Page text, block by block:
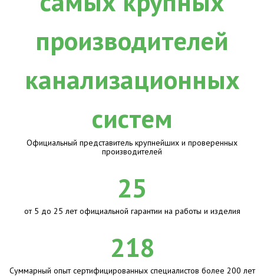
Официальный представитель крупнейших и проверенных
производителей
25
от 5 до 25 лет официальной гарантии на работы и изделия
218
Суммарный опыт сертифицированных специалистов более 200 лет